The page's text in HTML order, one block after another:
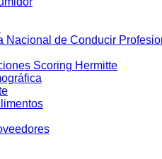
Nacional de Conducir
Scoring Hermitte